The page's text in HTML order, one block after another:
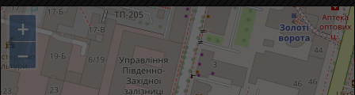
+
−